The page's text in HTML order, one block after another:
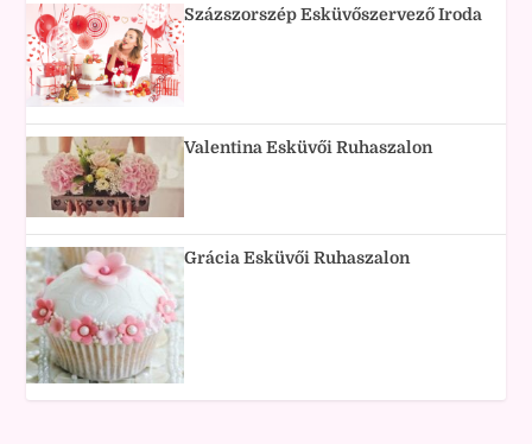
Százszorszép Esküvőszervező Iroda
Valentina Esküvői Ruhaszalon
Grácia Esküvői Ruhaszalon